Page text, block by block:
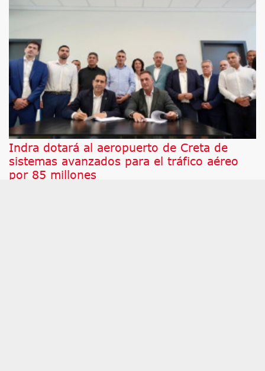
Indra dotará al aeropuerto de Creta de
sistemas avanzados para el tráfico aéreo
por 85 millones